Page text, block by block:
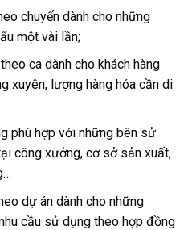
chuyến dành cho những
một vài lần;
ca dành cho khách hàng
xuyên, lượng hàng hóa cần di
phù hợp với những bên sử
công xưởng, cơ sở sản xuất,
dự án dành cho những
cầu sử dụng theo hợp đồng